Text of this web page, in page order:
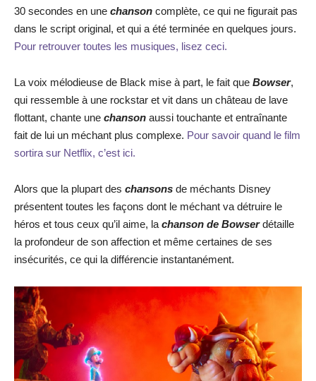
30 secondes en une chanson complète, ce qui ne figurait pas
dans le script original, et qui a été terminée en quelques jours.
Pour retrouver toutes les musiques, lisez ceci.
La voix mélodieuse de Black mise à part, le fait que Bowser,
qui ressemble à une rockstar et vit dans un château de lave
flottant, chante une chanson aussi touchante et entraînante
fait de lui un méchant plus complexe. Pour savoir quand le film
sortira sur Netflix, c’est ici.
Alors que la plupart des chansons de méchants Disney
présentent toutes les façons dont le méchant va détruire le
héros et tous ceux qu’il aime, la chanson de Bowserdétaille
la profondeur de son affection et même certaines de ses
insécurités, ce qui la différencie instantanément.